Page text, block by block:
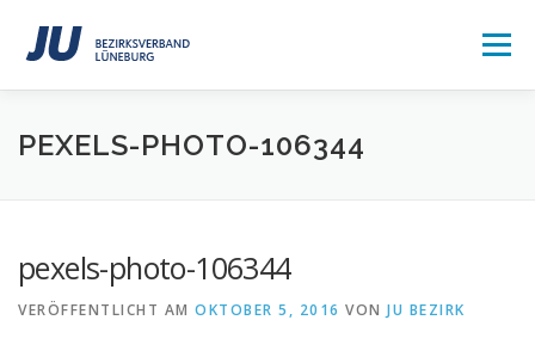
springen
Menü
HOME AKTUELLES MITGLIED WERDEN
PEXELS-PHOTO-106344
pexels-photo-106344
VERÖFFENTLICHT AM OKTOBER 5, 2016 VON JU BEZIRK